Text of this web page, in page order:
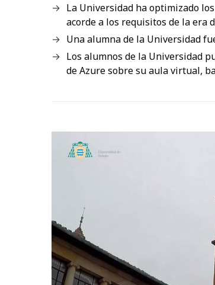
La Universidad ha optimizado
acorde a los requisitos de la era
Una alumna de la Universidad
Los alumnos de la Universidad
de Azure sobre su aula virtual,